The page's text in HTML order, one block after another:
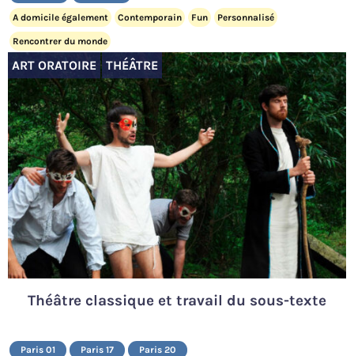
A domicile également Contemporain Fun Personnalisé
Rencontrer du monde
ART ORATOIRE THÉÂTRE
Théâtre classique et travail du sous-texte
Paris 01 Paris 17 Paris 20